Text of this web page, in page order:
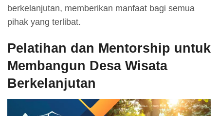
berkelanjutan, memberikan manfaat bagi semua
pihak yang terlibat.
Pelatihan dan Mentorship untuk
Membangun Desa Wisata
Berkelanjutan